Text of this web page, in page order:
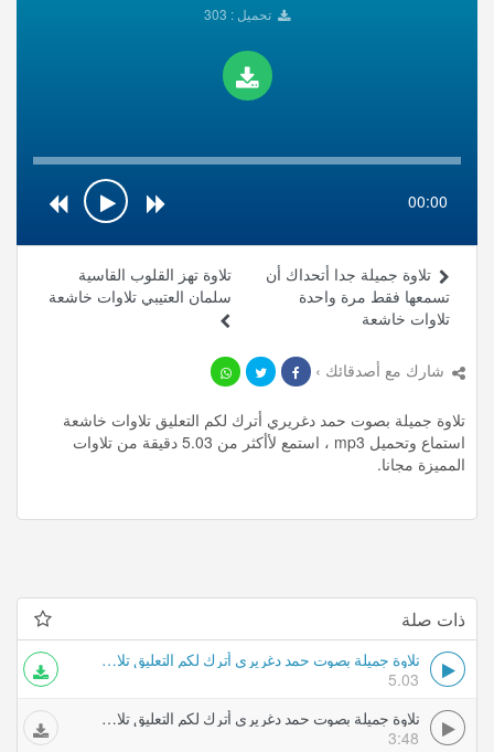
تحميل : 303
00:00
تلاوة تهز القلوب القاسية
سلمان العتيبي تلاوات خاشعة
تلاوة جميلة جدا أتحداك أن
تسمعها فقط مرة واحدة
تلاوات خاشعة
شارك مع أصدقائك ›
تلاوة جميلة بصوت حمد دغريري أترك لكم التعليق تلاوات خاشعة
استماع وتحميل mp3 ، استمع لأأكثر من 5.03 دقيقة من تلاوات
المميزة مجانا.
ذات صلة
تلاوة جميلة بصوت حمد دغريري أترك لكم التعليق تلاوات خاشعة
5.03
تلاوة جميلة بصوت حمد دغريري أترك لكم التعليق تلاوات خاشعة
3:48